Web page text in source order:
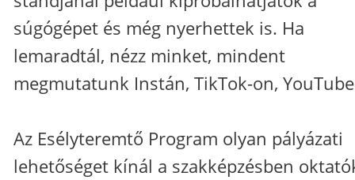
súgógépet és még nyerhettek is. Ha
lemaradtál, nézz minket, mindent
megmutatunk Instán, TikTok-on,
Az Esélyteremtő Program olyan pályázati
lehetőséget kínál a szakképzésben